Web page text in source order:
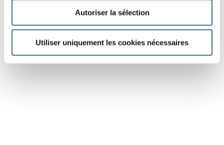
Autoriser la sélection
Utiliser uniquement les cookies nécessaires